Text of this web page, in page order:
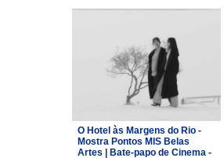
O Hotel às Margens do Rio -
Mostra Pontos MIS Belas
Artes | Bate-papo de Cinema -